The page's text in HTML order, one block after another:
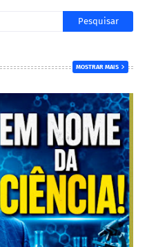
MOSTRAR MAIS